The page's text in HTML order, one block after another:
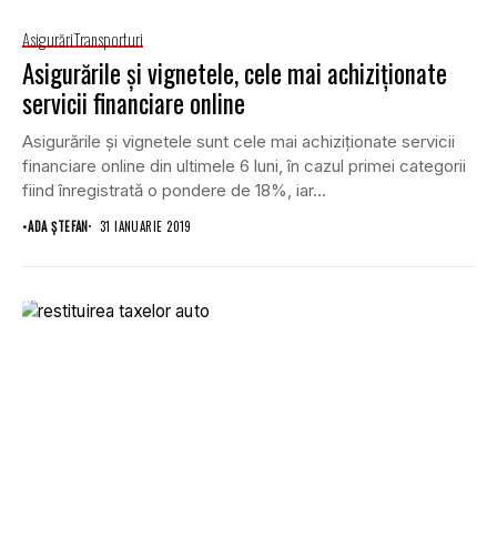
AsigurăriTransporturi
Asigurările şi vignetele, cele mai achiziţionate
servicii financiare online
Asigurările şi vignetele sunt cele mai achiziţionate servicii
financiare online din ultimele 6 luni, în cazul primei categorii
fiind înregistrată o pondere de 18%, iar...
•ADA ȘTEFAN 31 IANUARIE 2019